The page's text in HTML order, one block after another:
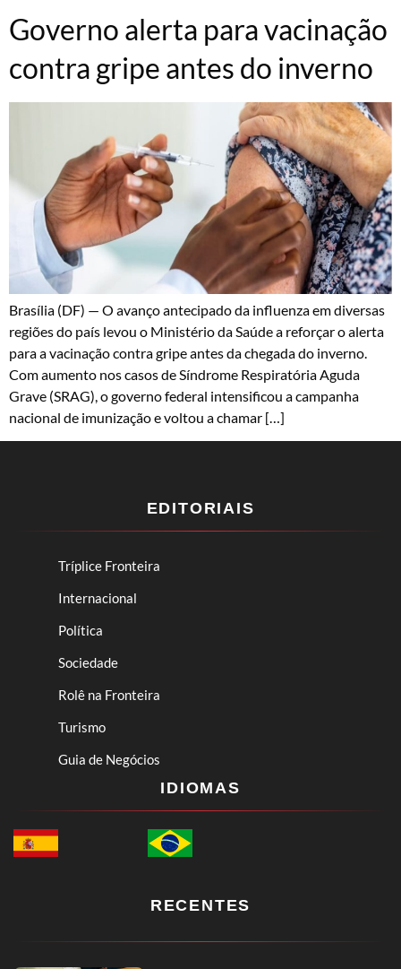
Governo alerta para vacinação
contra gripe antes do inverno
Brasília (DF) — O avanço antecipado da influenza em diversas
regiões do país levou o Ministério da Saúde a reforçar o alerta
para a vacinação contra gripe antes da chegada do inverno.
Com aumento nos casos de Síndrome Respiratória Aguda
Grave (SRAG), o governo federal intensificou a campanha
nacional de imunização e voltou a chamar […]
EDITORIAIS
Tríplice Fronteira
Internacional
Política
Sociedade
Rolê na Fronteira
Turismo
Guia de Negócios
IDIOMAS
RECENTES